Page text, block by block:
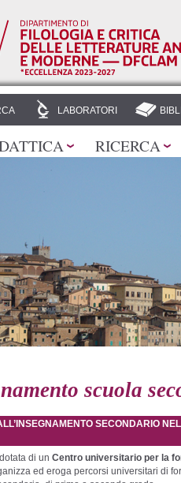
LABORATORI
RICERCA
scuola
SECONDARIO
di un Centro universitario per la
ed eroga percorsi universitari di